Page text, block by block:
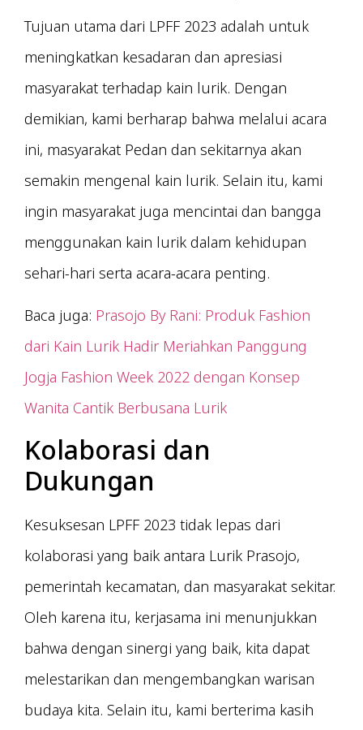
Tujuan utama dari LPFF 2023 adalah untuk
meningkatkan kesadaran dan apresiasi
masyarakat terhadap kain lurik. Dengan
demikian, kami berharap bahwa melalui acara
ini, masyarakat Pedan dan sekitarnya akan
semakin mengenal kain lurik. Selain itu, kami
ingin masyarakat juga mencintai dan bangga
menggunakan kain lurik dalam kehidupan
sehari-hari serta acara-acara penting.
Baca juga: Prasojo By Rani: Produk Fashion
dari Kain Lurik Hadir Meriahkan Panggung
Jogja Fashion Week 2022 dengan Konsep
Wanita Cantik Berbusana Lurik
Kolaborasi dan
Dukungan
Kesuksesan LPFF 2023 tidak lepas dari
kolaborasi yang baik antara Lurik Prasojo,
pemerintah kecamatan, dan masyarakat sekitar.
Oleh karena itu, kerjasama ini menunjukkan
bahwa dengan sinergi yang baik, kita dapat
melestarikan dan mengembangkan warisan
budaya kita. Selain itu, kami berterima kasih